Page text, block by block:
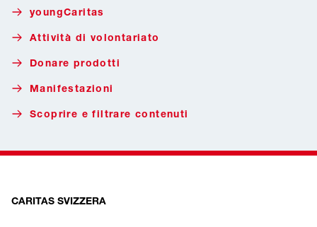
youngCaritas
Attività di volontariato
Donare prodotti
Manifestazioni
Scoprire e filtrare contenuti
CARITAS SVIZZERA